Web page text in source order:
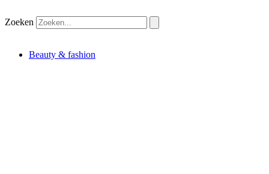
Zoeken
Beauty & fashion